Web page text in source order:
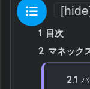
目次 [hide
1 目次
2 マネック
2.1